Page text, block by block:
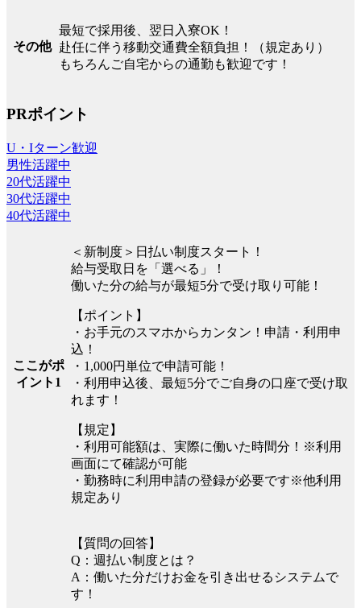
その他
最短で採用後、翌日入寮OK！
赴任に伴う移動交通費全額負担！（規定あり）
もちろんご自宅からの通勤も歓迎です！
PRポイント
U・Iターン歓迎
男性活躍中
20代活躍中
30代活躍中
40代活躍中
ここがポ
イント1
＜新制度＞日払い制度スタート！
給与受取日を「選べる」！
働いた分の給与が最短5分で受け取り可能！
【ポイント】
・お手元のスマホからカンタン！申請・利用申
込！
・1,000円単位で申請可能！
・利用申込後、最短5分でご自身の口座で受け取
れます！
【規定】
・利用可能額は、実際に働いた時間分！※利用
画面にて確認が可能
・勤務時に利用申請の登録が必要です※他利用
規定あり
【質問の回答】
Q：週払い制度とは？
A：働いた分だけお金を引き出せるシステムで
す！